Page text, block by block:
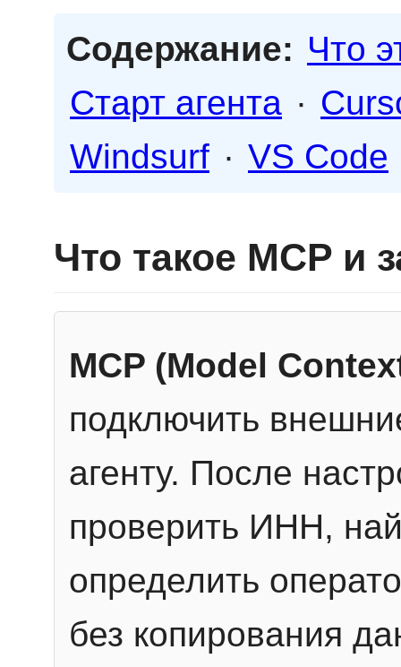
Содержание: Что
Старт агента ·
Windsurf · VS Code
Что такое MCP и
MCP (Model
подключить
агенту. После
проверить ИНН,
определить
без копирования